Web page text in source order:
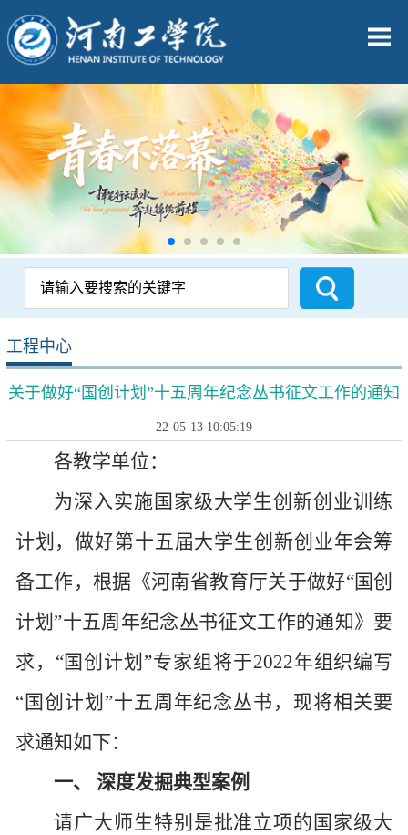
工程中心
关于做好“国创计划”十五周年纪念丛书征文工作的通知
22-05-13 10:05:19
各教学单位：
为深入实施国家级大学生创新创业训练
计划，做好第十五届大学生创新创业年会筹
备工作，根据《河南省教育厅关于做好“国创
计划”十五周年纪念丛书征文工作的通知》要
求，“国创计划”专家组将于2022年组织编写
“国创计划”十五周年纪念丛书，现将相关要
求通知如下：
一、 深度发掘典型案例
请广大师生特别是批准立项的国家级大